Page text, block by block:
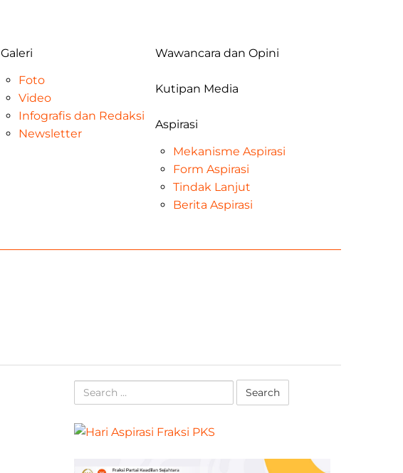
Galeri
Foto
Video
Infografis dan Redaksi
Newsletter
Wawancara dan Opini
Kutipan Media
Aspirasi
Mekanisme Aspirasi
Form Aspirasi
Tindak Lanjut
Berita Aspirasi
Search
for: